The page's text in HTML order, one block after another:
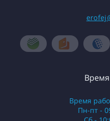
Время
Пн-пт -